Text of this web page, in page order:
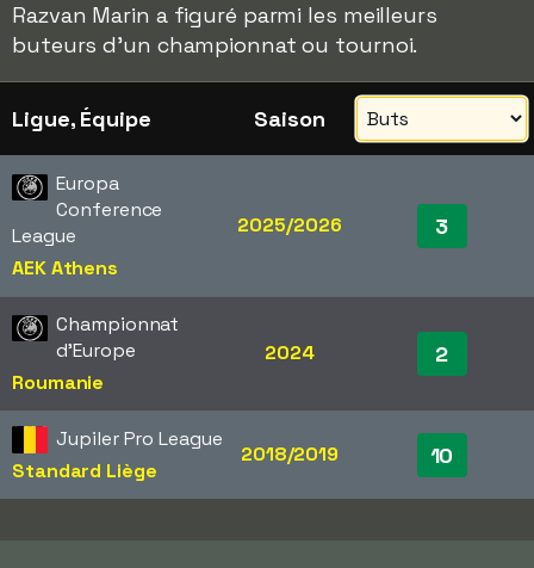
Razvan Marin a figuré parmi les meilleurs
buteurs d'un championnat ou tournoi.
Ligue, Équipe Saison
Europa
Conference
League
AEK Athens
2025/2026 3
Championnat
d'Europe
Roumanie
2024 2
Jupiler Pro League
Standard Liège
2018/2019 10